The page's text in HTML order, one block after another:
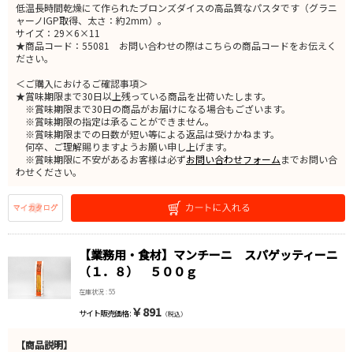
低温長時間乾燥にて作られたブロンズダイスの高品質なパスタです（グラニ
ャーノIGP取得、太さ：約2mm）。
サイズ：29×6×11
★商品コード：55081 お問い合わせの際はこちらの商品コードをお伝えく
ださい。
＜ご購入におけるご確認事項＞
★賞味期限まで30日以上残っている商品を出荷いたします。
※賞味期限まで30日の商品がお届けになる場合もございます。
※賞味期限の指定は承ることができません。
※賞味期限までの日数が短い等による返品は受けかねます。
何卒、ご理解賜りますようお願い申し上げます。
※賞味期限に不安があるお客様は必ずお問い合わせフォームまでお問い合
わせください。
【業務用・食材】マンチーニ スパゲッティーニ
（１．８） ５００ｇ
在庫状況 : 55
サイト販売価格 : ￥891 （税込）
【商品説明】